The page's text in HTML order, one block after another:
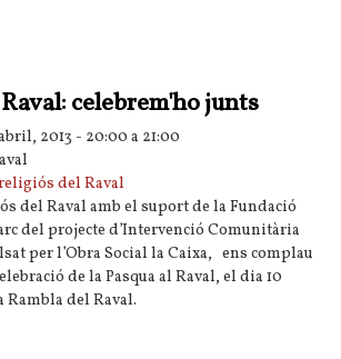
celebrem'ho junts
2013 - 20:00 a 21:00
del Raval
del Raval amb el suport de la Fundació
del projecte d’Intervenció Comunitària
per l’Obra Social la Caixa, ens complau
de la Pasqua al Raval, el dia 10
Rambla del Raval.